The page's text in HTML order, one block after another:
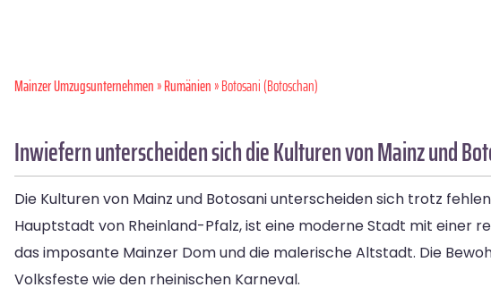
Mainzer Umzugsunternehmen»Rumänien» Botosani (Botoschan)
Inwiefern unterscheiden sich die Kulturen von Mainz und
Die Kulturen von Mainz und Botosani unterscheiden sich trotz
Hauptstadt von Rheinland-Pfalz, ist eine moderne Stadt mit einer
das imposante Mainzer Dom und die malerische Altstadt. Die
Volksfeste wie den rheinischen Karneval.